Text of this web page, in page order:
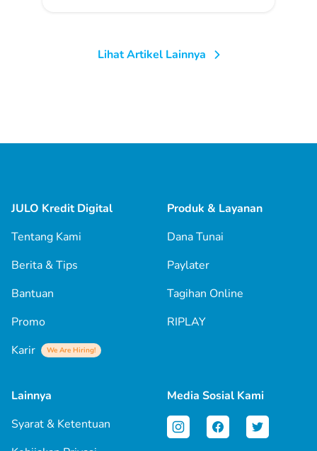
Lihat Artikel Lainnya
JULO Kredit Digital
Tentang Kami
Berita & Tips
Bantuan
Promo
Karir
We Are Hiring!
Produk & Layanan
Dana Tunai
Paylater
Tagihan Online
RIPLAY
Lainnya
Syarat & Ketentuan
Media Sosial Kami